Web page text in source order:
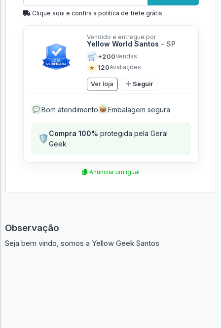
Clique aqui e confira a politíca de frete grátis
Vendido e entregue por
Yellow World Santos - SP
🛒 +200Vendas
★ 120Avaliações
Ver loja Seguir
💬 Bom atendimento 📦 Embalagem segura
🛡️Compra 100% protegida pela Geral
Geek
Anunciar um igual
Observação
Seja bem vindo, somos a Yellow Geek Santos